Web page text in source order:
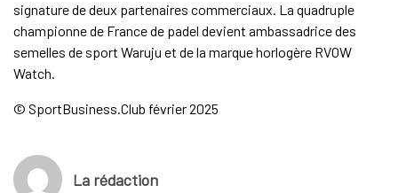
signature de deux partenaires commerciaux. La quadruple
championne de France de padel devient ambassadrice des
semelles de sport Waruju et de la marque horlogère RVOW
Watch.
© SportBusiness.Club février 2025
La rédaction